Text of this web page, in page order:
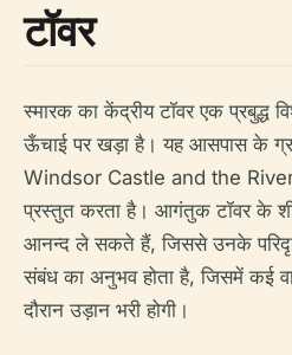
टॉवर
स्मारक का केंद्रीय टॉवर एक प्रबुद्ध
ऊँचाई पर खड़ा है। यह आसपास के
Windsor Castle and the
प्रस्तुत करता है। आगंतुक टॉवर के
आनन्द ले सकते हैं, जिससे उनके
संबंध का अनुभव होता है, जिसमें कई
दौरान उड़ान भरी होगी।